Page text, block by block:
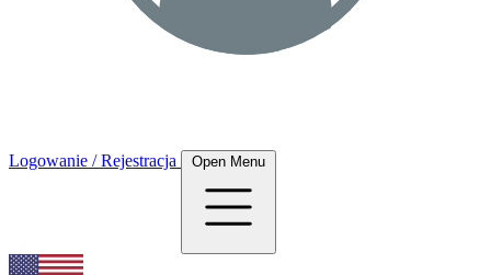
Logowanie / Rejestracja Open Menu